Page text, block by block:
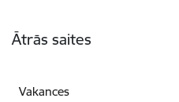
Ātrās saites
Vakances